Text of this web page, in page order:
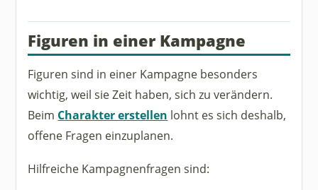
Figuren in einer Kampagne
Figuren sind in einer Kampagne besonders
wichtig, weil sie Zeit haben, sich zu verändern.
Beim Charakter erstellen lohnt es sich deshalb,
offene Fragen einzuplanen.
Hilfreiche Kampagnenfragen sind: